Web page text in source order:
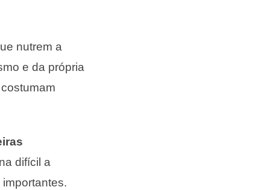
nutrem a
e da própria
difícil a